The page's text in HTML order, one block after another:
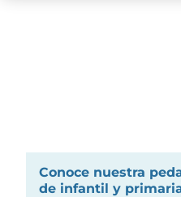
Conoce nuestra
de infantil y